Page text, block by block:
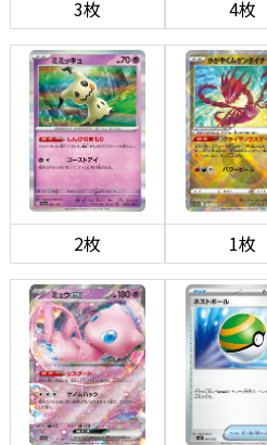
3枚 4枚
2枚 1枚